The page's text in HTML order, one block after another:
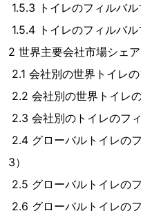
1.5.3 トイレのフィルバ
1.5.4 トイレのフィルバ
2 世界主要会社市場シェ
2.1 会社別の世界トイレ
2.2 会社別の世界トイレ
2.3 会社別のトイレのフ
2.4 グローバルトイレの
3）
2.5 グローバルトイレの
2.6 グローバルトイレの